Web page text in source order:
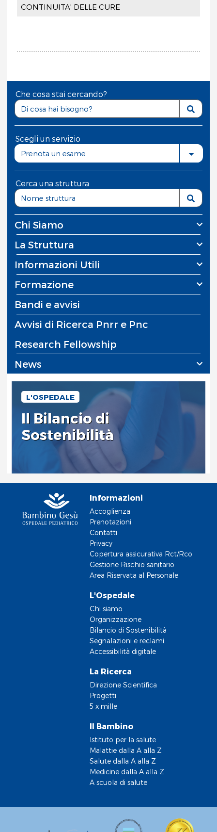
CONTINUITA' DELLE CURE
Che cosa stai cercando?
Scegli un servizio
Prenota un esame
Cerca una struttura
Chi Siamo
La Struttura
Informazioni Utili
Formazione
Bandi e avvisi
Avvisi di Ricerca Pnrr e Pnc
Research Fellowship
News
L'OSPEDALE
Il Bilancio di
Sostenibilità
Informazioni
Accoglienza
Prenotazioni
Contatti
Privacy
Copertura assicurativa Rct/Rco
Gestione Rischio sanitario
Area Riservata al Personale
L'Ospedale
Chi siamo
Organizzazione
Bilancio di Sostenibilità
Segnalazioni e reclami
Accessibilità digitale
La Ricerca
Direzione Scientifica
Progetti
5 x mille
Il Bambino
Istituto per la salute
Malattie dalla A alla Z
Salute dalla A alla Z
Medicine dalla A alla Z
A scuola di salute